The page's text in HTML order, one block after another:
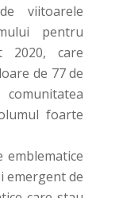
viitoarele
pentru
2020, care
de 77 de
foarte
emergent de